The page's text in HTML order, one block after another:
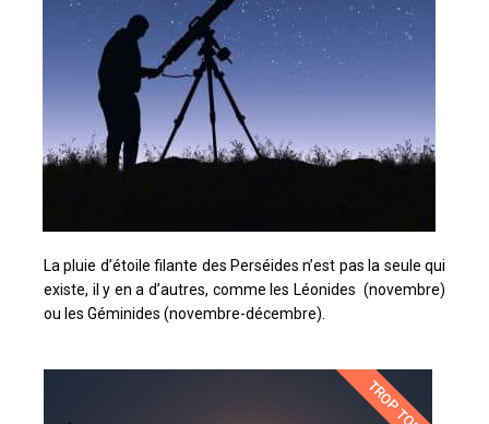
La pluie d’étoile filante des Perséides n’est pas la seule qui
existe, il y en a d’autres, comme les Léonides (novembre)
ou les Géminides (novembre-décembre).
TROP TOP